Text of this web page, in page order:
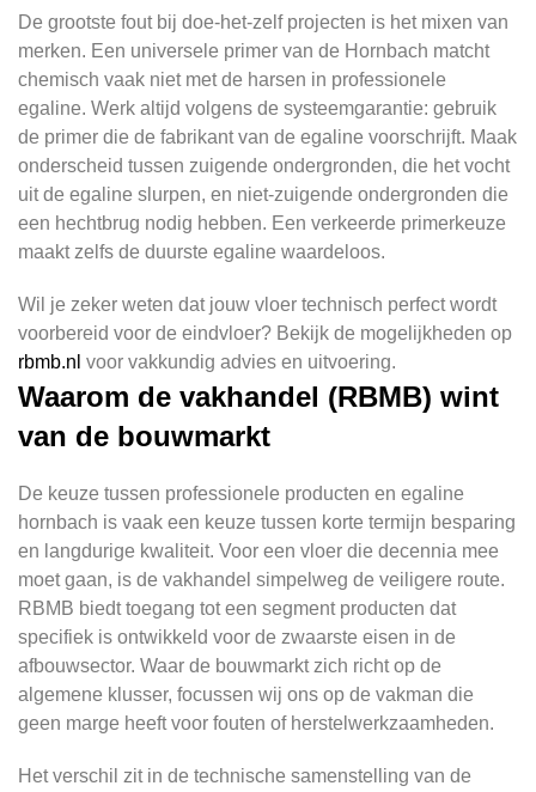
De grootste fout bij doe-het-zelf projecten is het mixen van
merken. Een universele primer van de Hornbach matcht
chemisch vaak niet met de harsen in professionele
egaline. Werk altijd volgens de systeemgarantie: gebruik
de primer die de fabrikant van de egaline voorschrijft. Maak
onderscheid tussen zuigende ondergronden, die het vocht
uit de egaline slurpen, en niet-zuigende ondergronden die
een hechtbrug nodig hebben. Een verkeerde primerkeuze
maakt zelfs de duurste egaline waardeloos.
Wil je zeker weten dat jouw vloer technisch perfect wordt
voorbereid voor de eindvloer? Bekijk de mogelijkheden op
rbmb.nl voor vakkundig advies en uitvoering.
Waarom de vakhandel (RBMB) wint
van de bouwmarkt
De keuze tussen professionele producten en egaline
hornbach is vaak een keuze tussen korte termijn besparing
en langdurige kwaliteit. Voor een vloer die decennia mee
moet gaan, is de vakhandel simpelweg de veiligere route.
RBMB biedt toegang tot een segment producten dat
specifiek is ontwikkeld voor de zwaarste eisen in de
afbouwsector. Waar de bouwmarkt zich richt op de
algemene klusser, focussen wij ons op de vakman die
geen marge heeft voor fouten of herstelwerkzaamheden.
Het verschil zit in de technische samenstelling van de